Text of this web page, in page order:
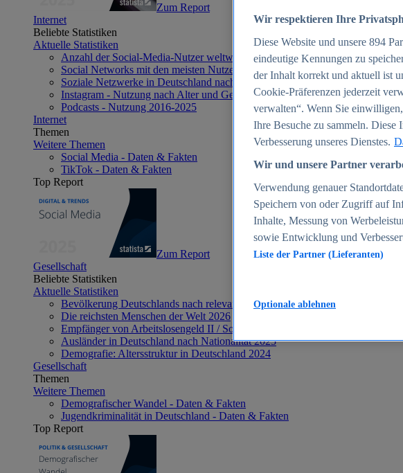
Zum Report
Internet
Beliebte Statistiken
Aktuelle Statistiken
Anzahl der Social-Media-Nutzer weltweit 2012-2025
Social Networks mit den meisten Nutzern weltweit 2025
Soziale Netzwerke in Deutschland nach Generationen 2025
Instagram - Nutzung nach Alter und Geschlecht in Deutschland 2025
Podcasts - Nutzung 2016-2025
Internet
Themen
Weitere Themen
Social Media - Daten & Fakten
TikTok - Daten & Fakten
Top Report
Zum Report
Gesellschaft
Beliebte Statistiken
Aktuelle Statistiken
Bevölkerung Deutschlands nach relevanten Altersgruppen 2024
Die reichsten Menschen der Welt 2026
Empfänger von Arbeitslosengeld II / Sozialgeld / Bürgergeld in Deutschland
Ausländer in Deutschland nach Nationalität 2025
Demografie: Altersstruktur in Deutschland 2024
Gesellschaft
Themen
Weitere Themen
Demografischer Wandel - Daten & Fakten
Jugendkriminalität in Deutschland - Daten & Fakten
Top Report
Wir respektieren Ihre
Diese Website und unsere 894
eindeutige Kennungen zu
der Inhalt korrekt und aktuell ist
Cookie-Präferenzen jederzeit
verwalten“. Wenn Sie
Ihre Besuche zu sammeln.
Verbesserung unseres Dienstes.
Wir und unsere Partner
Verwendung genauer
Speichern von oder Zugriff auf
Inhalte, Messung von
sowie Entwicklung und
Liste der Partner (Lieferanten)
Optionale ablehnen